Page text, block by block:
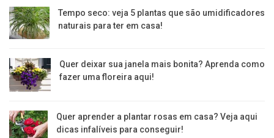
Tempo seco: veja 5 plantas que são umidificadores
naturais para ter em casa!
Quer deixar sua janela mais bonita? Aprenda como
fazer uma floreira aqui!
Quer aprender a plantar rosas em casa? Veja aqui
dicas infalíveis para conseguir!